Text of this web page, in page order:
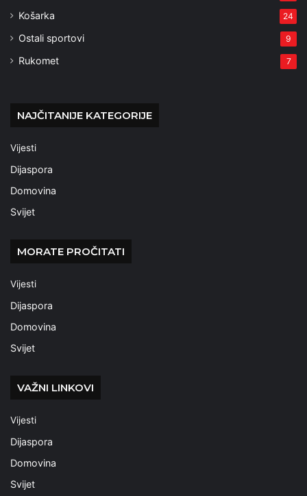
Košarka 24
Ostali sportovi 9
Rukomet 7
NAJČITANIJE KATEGORIJE
Vijesti
Dijaspora
Domovina
Svijet
MORATE PROČITATI
Vijesti
Dijaspora
Domovina
Svijet
VAŽNI LINKOVI
Vijesti
Dijaspora
Domovina
Svijet